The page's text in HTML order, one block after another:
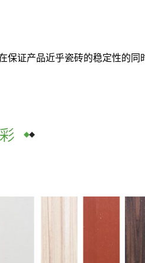
保证产品近乎瓷砖的稳定性的同